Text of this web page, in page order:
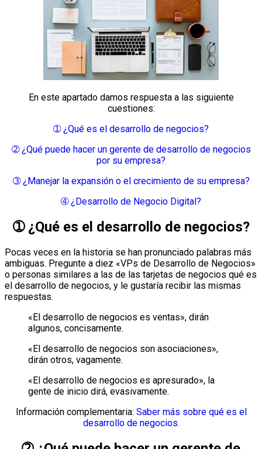
En este apartado damos respuesta a las siguiente
cuestiones:
➀ ¿Qué es el desarrollo de negocios?
➁ ¿Qué puede hacer un gerente de desarrollo de negocios
por su empresa?
➂ ¿Manejar la expansión o el crecimiento de su empresa?
➃ ¿Desarrollo de Negocio Digital?
➀ ¿Qué es el desarrollo de negocios?
Pocas veces en la historia se han pronunciado palabras más
ambiguas. Pregunte a diez «VPs de Desarrollo de Negocios»
o personas similares a las de las tarjetas de negocios qué es
el desarrollo de negocios, y le gustaría recibir las mismas
respuestas.
«El desarrollo de negocios es ventas», dirán
algunos, concisamente.
«El desarrollo de negocios son asociaciones»,
dirán otros, vagamente.
«El desarrollo de negocios es apresurado», la
gente de inicio dirá, evasivamente.
Información complementaria: Saber más sobre qué es el
desarrollo de negocios.